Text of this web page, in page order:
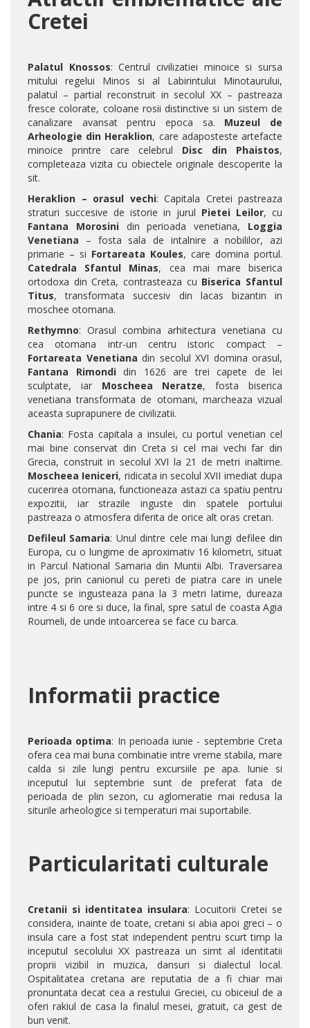
Cretei
Palatul Knossos: Centrul civilizatiei minoice si sursa
mitului regelui Minos si al Labirintului Minotaurului,
palatul – partial reconstruit in secolul XX – pastreaza
fresce colorate, coloane rosii distinctive si un sistem de
canalizare avansat pentru epoca sa. Muzeul de
Arheologie din Heraklion, care adaposteste artefacte
minoice printre care celebrul Disc din Phaistos,
completeaza vizita cu obiectele originale descoperite la
sit.
Heraklion – orasul vechi: Capitala Cretei pastreaza
straturi succesive de istorie in jurul Pietei Leilor, cu
Fantana Morosinidin perioada venetiana, Loggia
Venetiana – fosta sala de intalnire a nobililor, azi
primarie – si Fortareata Koules, care domina portul.
Catedrala Sfantul Minas, cea mai mare biserica
ortodoxa din Creta, contrasteaza cu Biserica Sfantul
Titus, transformata succesiv din lacas bizantin in
moschee otomana.
Rethymno: Orasul combina arhitectura venetiana cu
cea otomana intr-un centru istoric compact –
Fortareata Venetiana din secolul XVI domina orasul,
Fantana Rimondidin 1626 are trei capete de lei
sculptate, iar Moscheea Neratze, fosta biserica
venetiana transformata de otomani, marcheaza vizual
aceasta suprapunere de civilizatii.
Chania: Fosta capitala a insulei, cu portul venetian cel
mai bine conservat din Creta si cel mai vechi far din
Grecia, construit in secolul XVI la 21 de metri inaltime.
Moscheea Ieniceri, ridicata in secolul XVII imediat dupa
cucerirea otomana, functioneaza astazi ca spatiu pentru
expozitii, iar strazile inguste din spatele portului
pastreaza o atmosfera diferita de orice alt oras cretan.
Defileul Samaria: Unul dintre cele mai lungi defilee din
Europa, cu o lungime de aproximativ 16 kilometri, situat
in Parcul National Samaria din Muntii Albi. Traversarea
pe jos, prin canionul cu pereti de piatra care in unele
puncte se ingusteaza pana la 3 metri latime, dureaza
intre 4 si 6 ore si duce, la final, spre satul de coasta Agia
Roumeli, de unde intoarcerea se face cu barca.
Informatii practice
Perioada optima: In perioada iunie - septembrie Creta
ofera cea mai buna combinatie intre vreme stabila, mare
calda si zile lungi pentru excursiile pe apa. Iunie si
inceputul lui septembrie sunt de preferat fata de
perioada de plin sezon, cu aglomeratie mai redusa la
siturile arheologice si temperaturi mai suportabile.
Particularitati culturale
Cretanii si identitatea insulara: Locuitorii Cretei se
considera, inainte de toate, cretani si abia apoi greci – o
insula care a fost stat independent pentru scurt timp la
inceputul secolului XX pastreaza un simt al identitatii
proprii vizibil in muzica, dansuri si dialectul local.
Ospitalitatea cretana are reputatia de a fi chiar mai
pronuntata decat cea a restului Greciei, cu obiceiul de a
oferi rakiul de casa la finalul mesei, gratuit, ca gest de
bun venit.